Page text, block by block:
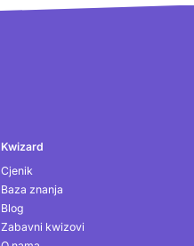
Kwizard
Cjenik
Baza znanja
Blog
Zabavni kwizovi